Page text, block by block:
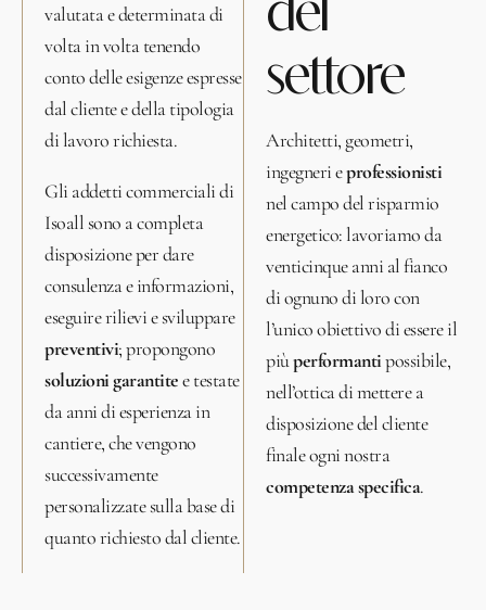
valutata e determinata di
volta in volta tenendo
conto delle esigenze espresse
dal cliente e della tipologia
di lavoro richiesta.
Gli addetti commerciali di
Isoall sono a completa
disposizione per dare
consulenza e informazioni,
eseguire rilievi e sviluppare
preventivi; propongono
soluzioni garantitee testate
da anni di esperienza in
cantiere, che vengono
successivamente
personalizzate sulla base di
quanto richiesto dal cliente.
settore
Architetti, geometri,
ingegneri eprofessionisti
nel campo del risparmio
energetico: lavoriamo da
venticinque anni al fianco
di ognuno di loro con
l’unico obiettivo di essere il
piùperformantipossibile,
nell’ottica di mettere a
disposizione del cliente
finale ogni nostra
competenza specifica.